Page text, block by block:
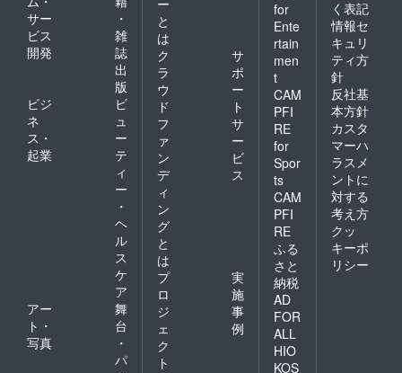
サー
ビス
開発
・
雑
誌
出
版
ビジ
ネ
ス・
起業
ビ
ュ
ー
テ
ィ
ー
・
ヘ
ル
ス
ケ
ア
アー
ト・
写真
舞
台
・
パ
と
は
ク
ラ
ウ
ド
フ
ァ
ン
デ
ィ
ン
グ
と
は
サ
ポ
ー
ト
サ
ー
ビ
ス
プ
ロ
ジ
ェ
ク
ト
実
施
事
例
for
Ente
rtain
men
t
CAM
PFI
RE
for
Spor
ts
CAM
PFI
RE
ふる
さと
納税
AD
FOR
ALL
HIO
KOS
く表記
情報セ
キュリ
ティ方
針
反社基
本方針
カスタ
マーハ
ラスメ
ントに
対する
考え方
クッ
キーポ
リシー